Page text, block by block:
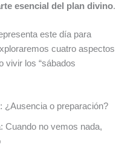
esencial del plan divino.
este día para
cuatro aspectos
vivir los “sábados
¿Ausencia o preparación?
Cuando no vemos nada,